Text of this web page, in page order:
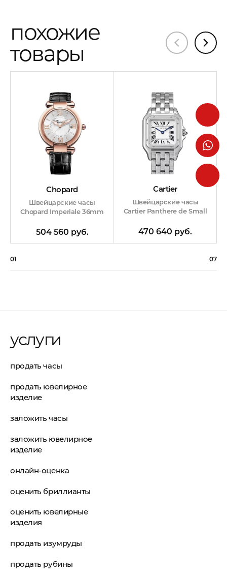
похожие
товары
Chopard
Швейцарские часы
Chopard Imperiale 36mm
504 560 руб.
Cartier
Швейцарские часы
Cartier Panthere de Small
470 640 руб.
01 07
услуги
продать часы
продать ювелирное
изделие
заложить часы
заложить ювелирное
изделие
онлайн-оценка
оценить бриллианты
оценить ювелирные
изделия
продать изумруды
продать рубины